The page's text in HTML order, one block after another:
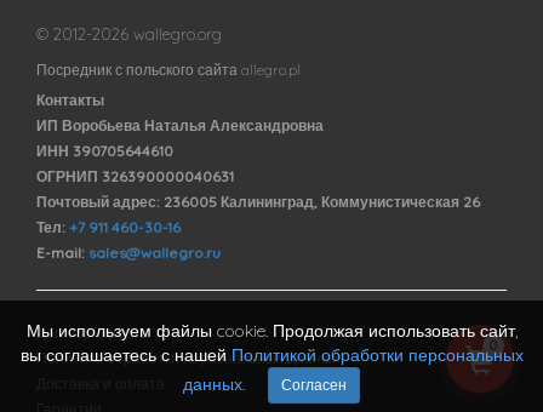
© 2012-2026 wallegro.org
Посредник с польского сайта allegro.pl
Контакты
ИП Воробьева Наталья Александровна
ИНН 390705644610
ОГРНИП 326390000040631
Почтовый адрес: 236005 Калининград, Коммунистическая 26
Тел: +7 911 460-30-16
E-mail: sales@wallegro.ru
Договор оферты
Политика обработки персональных данных
0
Мы используем файлы cookie. Продолжая использовать сайт,
вы соглашаетесь с нашей Политикой обработки персональных
данных
Согласен